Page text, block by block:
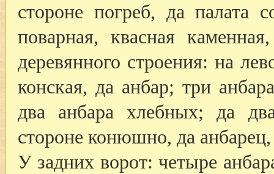
стороне погреб, да палата
поварная, квасная
деревянного строения: на
конская, да анбар; три
два анбара хлебных; да
стороне конюшно, да
У задних ворот: четыре